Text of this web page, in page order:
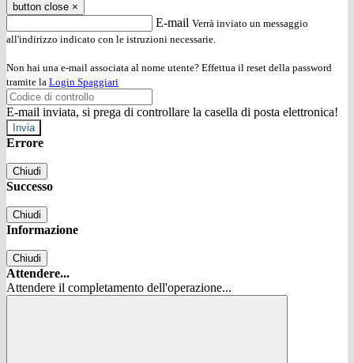
button close ×
E-mail Verrà inviato un messaggio
all'indirizzo indicato con le istruzioni necessarie.
Non hai una e-mail associata al nome utente? Effettua il reset della password
tramite la Login Spaggiari
E-mail inviata, si prega di controllare la casella di posta elettronica!
Errore
Chiudi
Successo
Chiudi
Informazione
Chiudi
Attendere...
Attendere il completamento dell'operazione...